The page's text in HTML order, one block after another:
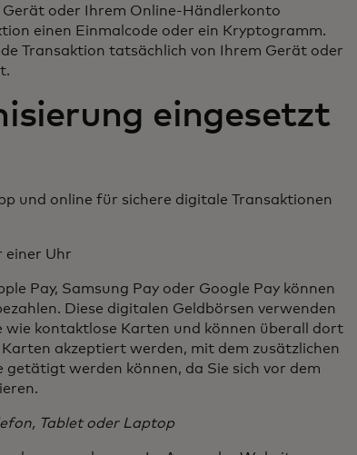
oder Ihrem Online-Händlerkonto
einen Einmalcode oder ein Kryptogramm.
Transaktion tatsächlich von Ihrem Gerät oder
eingesetzt
und online für sichere digitale Transaktionen
einer Uhr
Pay, Samsung Pay oder Google Pay können
Diese digitalen Geldbörsen verwenden
wie kontaktlose Karten und können überall dort
akzeptiert werden, mit dem zusätzlichen
werden können, da Sie sich vor dem
Tablet oder Laptop